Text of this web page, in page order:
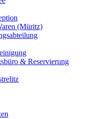
(Müritz)
& Reservierung